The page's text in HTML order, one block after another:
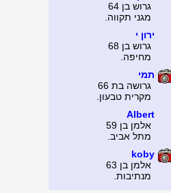
גרוש בן 64
מגני תקווה.
ירון י
גרוש בן 68
מחיפה.
תמי
גרושה בת 66
מקרית טבעון.
Albert
אלמן בן 59
מתל אביב.
koby
אלמן בן 63
מנתיבות.